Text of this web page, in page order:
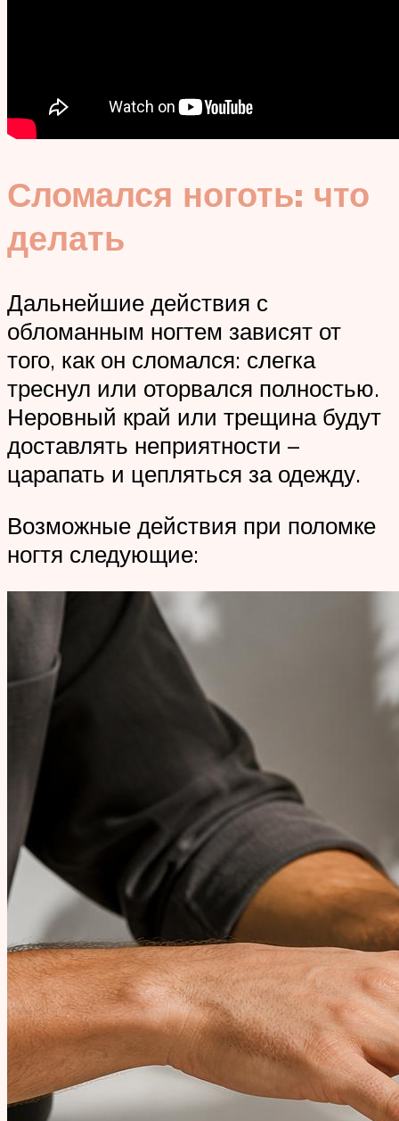
Сломался ноготь: что
делать
Дальнейшие действия с
обломанным ногтем зависят от
того, как он сломался: слегка
треснул или оторвался полностью.
Неровный край или трещина будут
доставлять неприятности –
царапать и цепляться за одежду.
Возможные действия при поломке
ногтя следующие: